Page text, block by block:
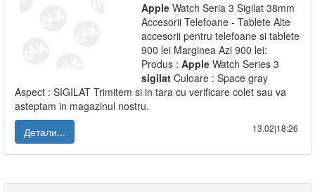
Apple Watch Seria 3 Sigilat 38mm
Accesorii Telefoane - Tablete Alte
accesorii pentru telefoane si tablete
900 lei Marginea Azi 900 lei:
Produs : Apple Watch Series 3
sigilat Culoare : Space gray
Aspect : SIGILAT Trimitem si in tara cu verificare colet sau va
asteptam in magazinul nostru.
Детали...
13.02|18:26